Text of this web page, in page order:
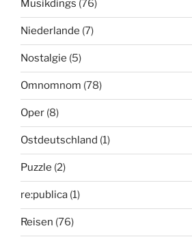
Musikdings (76)
Niederlande (7)
Nostalgie (5)
Omnomnom (78)
Oper (8)
Ostdeutschland (1)
Puzzle (2)
re:publica (1)
Reisen (76)